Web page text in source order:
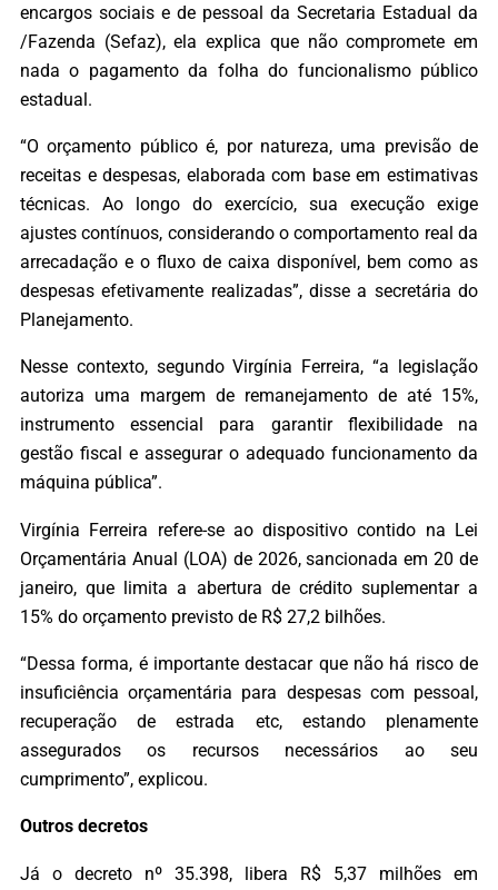
encargos sociais e de pessoal da Secretaria Estadual da
/Fazenda (Sefaz), ela explica que não compromete em
nada o pagamento da folha do funcionalismo público
estadual.
“O orçamento público é, por natureza, uma previsão de
receitas e despesas, elaborada com base em estimativas
técnicas. Ao longo do exercício, sua execução exige
ajustes contínuos, considerando o comportamento real da
arrecadação e o fluxo de caixa disponível, bem como as
despesas efetivamente realizadas”, disse a secretária do
Planejamento.
Nesse contexto, segundo Virgínia Ferreira, “a legislação
autoriza uma margem de remanejamento de até 15%,
instrumento essencial para garantir flexibilidade na
gestão fiscal e assegurar o adequado funcionamento da
máquina pública”.
Virgínia Ferreira refere-se ao dispositivo contido na Lei
Orçamentária Anual (LOA) de 2026, sancionada em 20 de
janeiro, que limita a abertura de crédito suplementar a
15% do orçamento previsto de R$ 27,2 bilhões.
“Dessa forma, é importante destacar que não há risco de
insuficiência orçamentária para despesas com pessoal,
recuperação de estrada etc, estando plenamente
assegurados os recursos necessários ao seu
cumprimento”, explicou.
Outros decretos
Já o decreto nº 35.398, libera R$ 5,37 milhões em